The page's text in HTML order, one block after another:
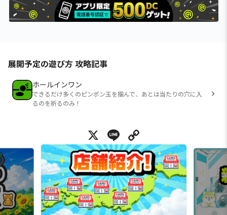
展開予定の遊び方 攻略記事
ホールインワン
できるだけ多くのピンポン玉を掴んで、あとは当たりの穴に入
るのを祈るのみ！
X Line